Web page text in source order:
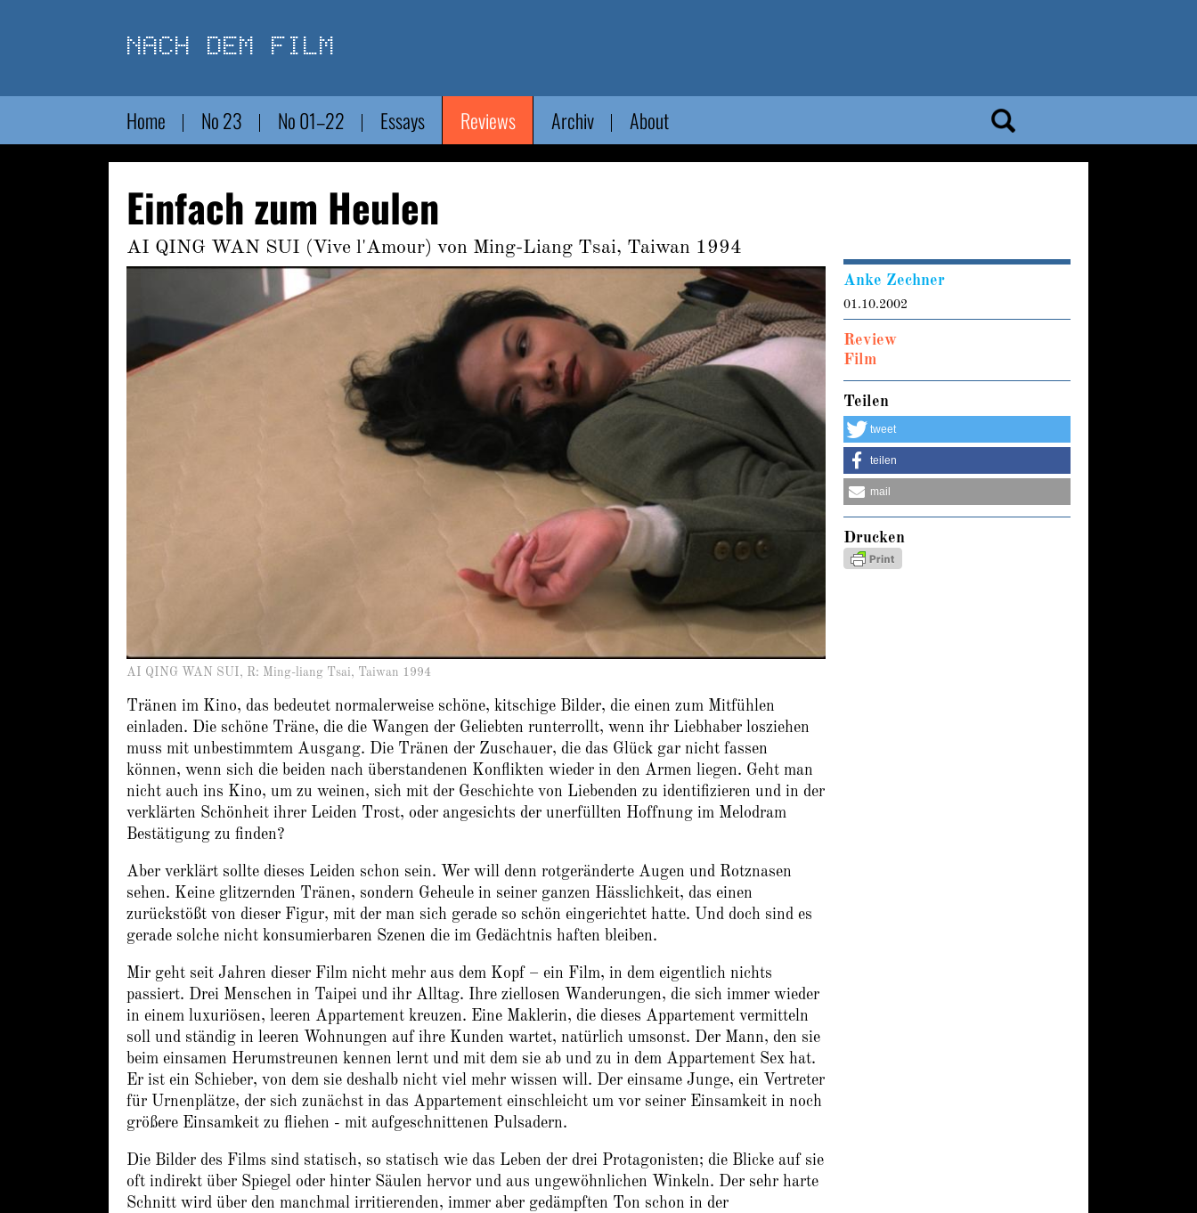
Home No 23 No 01–22 Essays Reviews Archiv About
Einfach zum Heulen
AI QING WAN SUI (Vive l'Amour) von Ming-Liang Tsai, Taiwan 1994
AI QING WAN SUI, R: Ming-liang Tsai, Taiwan 1994
Tränen im Kino, das bedeutet normalerweise schöne, kitschige Bilder, die einen zum Mitfühlen
einladen. Die schöne Träne, die die Wangen der Geliebten runterrollt, wenn ihr Liebhaber losziehen
muss mit unbestimmtem Ausgang. Die Tränen der Zuschauer, die das Glück gar nicht fassen
können, wenn sich die beiden nach überstandenen Konflikten wieder in den Armen liegen. Geht man
nicht auch ins Kino, um zu weinen, sich mit der Geschichte von Liebenden zu identifizieren und in der
verklärten Schönheit ihrer Leiden Trost, oder angesichts der unerfüllten Hoffnung im Melodram
Bestätigung zu finden?
Aber verklärt sollte dieses Leiden schon sein. Wer will denn rotgeränderte Augen und Rotznasen
sehen. Keine glitzernden Tränen, sondern Geheule in seiner ganzen Hässlichkeit, das einen
zurückstößt von dieser Figur, mit der man sich gerade so schön eingerichtet hatte. Und doch sind es
gerade solche nicht konsumierbaren Szenen die im Gedächtnis haften bleiben.
Mir geht seit Jahren dieser Film nicht mehr aus dem Kopf – ein Film, in dem eigentlich nichts
passiert. Drei Menschen in Taipei und ihr Alltag. Ihre ziellosen Wanderungen, die sich immer wieder
in einem luxuriösen, leeren Appartement kreuzen. Eine Maklerin, die dieses Appartement vermitteln
soll und ständig in leeren Wohnungen auf ihre Kunden wartet, natürlich umsonst. Der Mann, den sie
beim einsamen Herumstreunen kennen lernt und mit dem sie ab und zu in dem Appartement Sex hat.
Er ist ein Schieber, von dem sie deshalb nicht viel mehr wissen will. Der einsame Junge, ein Vertreter
für Urnenplätze, der sich zunächst in das Appartement einschleicht um vor seiner Einsamkeit in noch
größere Einsamkeit zu fliehen - mit aufgeschnittenen Pulsadern.
Die Bilder des Films sind statisch, so statisch wie das Leben der drei Protagonisten; die Blicke auf sie
oft indirekt über Spiegel oder hinter Säulen hervor und aus ungewöhnlichen Winkeln. Der sehr harte
Schnitt wird über den manchmal irritierenden, immer aber gedämpften Ton schon in der
Anke Zechner
01.10.2002
Review
Film
Teilen
tweet
teilen
mail
Drucken